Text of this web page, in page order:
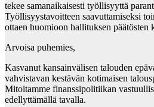
tekee samanaikaisesti työllisyyttä
Työllisyystavoitteen saavuttamiseksi
ottaen huomioon hallituksen päätösten
Arvoisa puhemies,
Kasvanut kansainvälisen talouden
vahvistavan kestävän kotimaisen
Mitoitamme finanssipolitiikan
edellyttämällä tavalla.